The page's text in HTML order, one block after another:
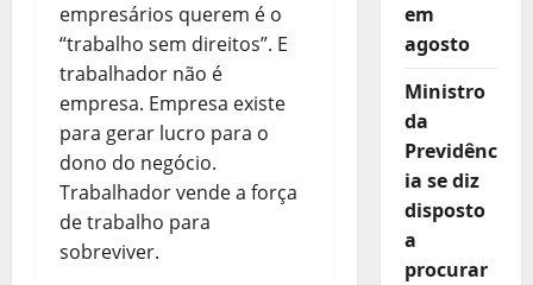
empresários querem é o
“trabalho sem direitos”. E
trabalhador não é
empresa. Empresa existe
para gerar lucro para o
dono do negócio.
Trabalhador vende a força
de trabalho para
sobreviver.
em
agosto
Ministro
da
Previdênc
ia se diz
disposto
a
procurar